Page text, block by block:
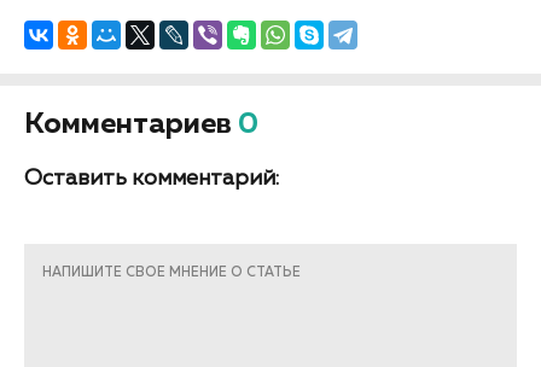
Комментариев 0
Оставить комментарий:
НАПИШИТЕ СВОЕ МНЕНИЕ О СТАТЬЕ